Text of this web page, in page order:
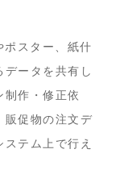
ポスター、紙什
ータを共有し
制作・修正依
販促物の注文デ
テム上で行え